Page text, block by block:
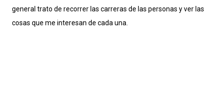
general trato de recorrer las carreras de las personas y ver las
cosas que me interesan de cada una.